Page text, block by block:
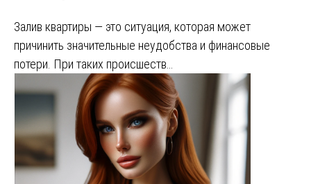
Залив квартиры — это ситуация, которая может
причинить значительные неудобства и финансовые
потери. При таких происшеств…